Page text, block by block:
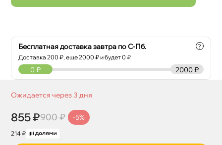
Бесплатная доставка завтра по С-Пб.
Доставка200 ₽, еще2000 ₽ и будет 0 ₽
?
2000 ₽
0 ₽
Ожидается через 3 дня
855 ₽900 ₽ -5%
214 ₽